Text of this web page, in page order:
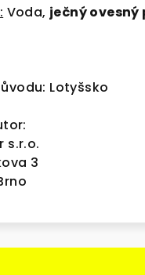
Voda, ječný ovesný
Lotyšsko
s.r.o.
3